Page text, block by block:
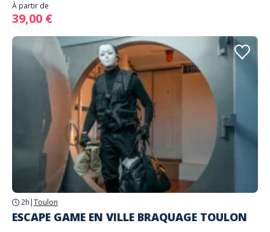
À partir de
39,00 €
2h |Toulon
ESCAPE GAME EN VILLE BRAQUAGE TOULON